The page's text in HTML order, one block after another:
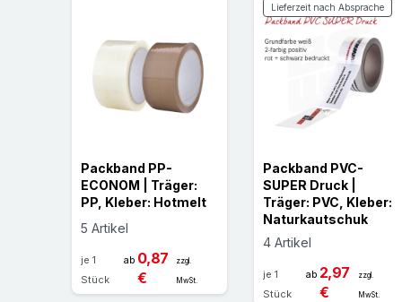
Packband PP-
ECONOM | Träger:
PP, Kleber: Hotmelt
5 Artikel
je 1
Stück
ab 0,87
€
zzgl.
MwSt.
Lieferzeit nach Absprache
Packband PVC-
SUPER Druck |
Träger: PVC, Kleber:
Naturkautschuk
4 Artikel
je 1
Stück
ab 2,97
€
zzgl.
MwSt.